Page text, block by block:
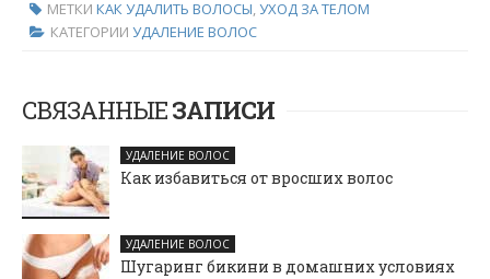
МЕТКИ КАК УДАЛИТЬ ВОЛОСЫ,УХОД ЗА ТЕЛОМ
КАТЕГОРИИ УДАЛЕНИЕ ВОЛОС
СВЯЗАННЫЕЗАПИСИ
УДАЛЕНИЕ ВОЛОС
Как избавиться от вросших волос
УДАЛЕНИЕ ВОЛОС
Шугаринг бикини в домашних условиях